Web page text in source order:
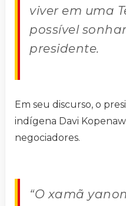
viver em uma
possível
presidente.
Em seu discurso, o
indígena Davi
negociadores.
“O xamã